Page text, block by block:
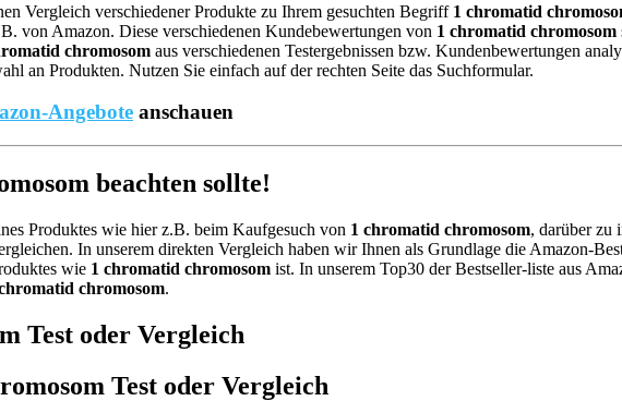
Vergleich verschiedener Produkte zu Ihrem gesuchten Begriff 1 chromatid
von Amazon. Diese verschiedenen Kundebewertungen von 1 chromatid chromosom
chromosom aus verschiedenen Testergebnissen bzw. Kundenbewertungen
an Produkten. Nutzen Sie einfach auf der rechten Seite das Suchformular.
Angebote anschauen
beachten sollte!
Produktes wie hier z.B. beim Kaufgesuch von 1 chromatid chromosom, darüber zu
In unserem direkten Vergleich haben wir Ihnen als Grundlage die Amazon-
wie 1 chromatid chromosom ist. In unserem Top30 der Bestseller-liste aus
chromosom.
Test oder Vergleich
Test oder Vergleich